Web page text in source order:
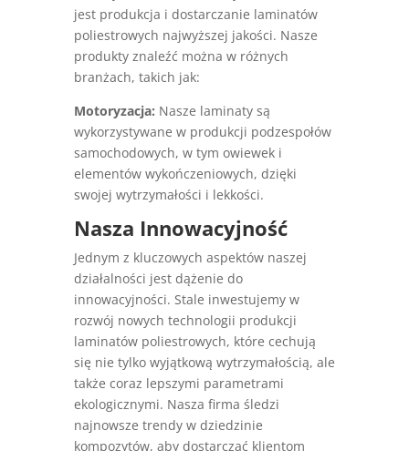
jest produkcja i dostarczanie laminatów
poliestrowych najwyższej jakości. Nasze
produkty znaleźć można w różnych
branżach, takich jak:
Motoryzacja: Nasze laminaty są
wykorzystywane w produkcji podzespołów
samochodowych, w tym owiewek i
elementów wykończeniowych, dzięki
swojej wytrzymałości i lekkości.
Nasza Innowacyjność
Jednym z kluczowych aspektów naszej
działalności jest dążenie do
innowacyjności. Stale inwestujemy w
rozwój nowych technologii produkcji
laminatów poliestrowych, które cechują
się nie tylko wyjątkową wytrzymałością, ale
także coraz lepszymi parametrami
ekologicznymi. Nasza firma śledzi
najnowsze trendy w dziedzinie
kompozytów, aby dostarczać klientom